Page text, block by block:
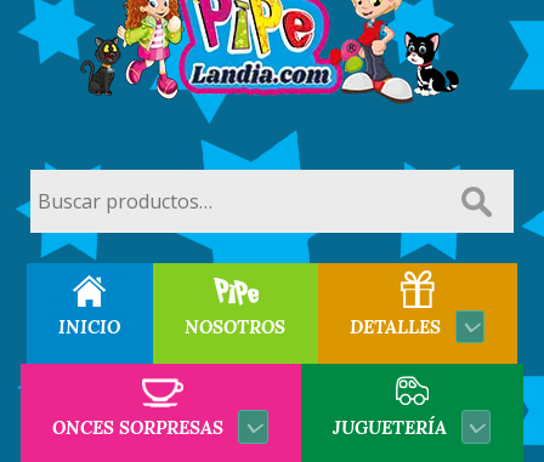
por:
INICIO NOSOTROS DETALLES
ONCES SORPRESAS JUGUETERÍA